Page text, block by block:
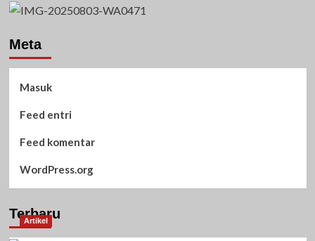
Meta
Masuk
Feed entri
Feed komentar
WordPress.org
Terbaru
Artikel